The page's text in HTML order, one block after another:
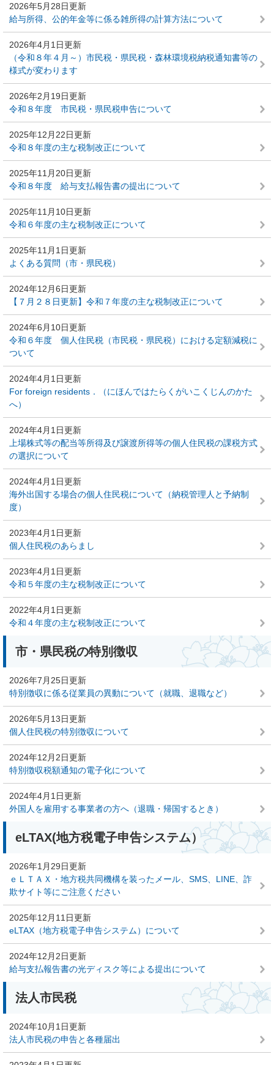
2026年5月28日更新
給与所得、公的年金等に係る雑所得の計算方法について
2026年4月1日更新
（令和８年４月～）市民税・県民税・森林環境税納税通知書等の
様式が変わります
2026年2月19日更新
令和８年度 市民税・県民税申告について
2025年12月22日更新
令和８年度の主な税制改正について
2025年11月20日更新
令和８年度 給与支払報告書の提出について
2025年11月10日更新
令和６年度の主な税制改正について
2025年11月1日更新
よくある質問（市・県民税）
2024年12月6日更新
【７月２８日更新】令和７年度の主な税制改正について
2024年6月10日更新
令和６年度 個人住民税（市民税・県民税）における定額減税に
ついて
2024年4月1日更新
For foreign residents．（にほんではたらくがいこくじんのかた
へ）
2024年4月1日更新
上場株式等の配当等所得及び譲渡所得等の個人住民税の課税方式
の選択について
2024年4月1日更新
海外出国する場合の個人住民税について（納税管理人と予納制
度）
2023年4月1日更新
個人住民税のあらまし
2023年4月1日更新
令和５年度の主な税制改正について
2022年4月1日更新
令和４年度の主な税制改正について
市・県民税の特別徴収
2026年7月25日更新
特別徴収に係る従業員の異動について（就職、退職など）
2026年5月13日更新
個人住民税の特別徴収について
2024年12月2日更新
特別徴収税額通知の電子化について
2024年4月1日更新
外国人を雇用する事業者の方へ（退職・帰国するとき）
eLTAX(地方税電子申告システム）
2026年1月29日更新
ｅＬＴＡＸ・地方税共同機構を装ったメール、SMS、LINE、詐
欺サイト等にご注意ください
2025年12月11日更新
eLTAX（地方税電子申告システム）について
2024年12月2日更新
給与支払報告書の光ディスク等による提出について
法人市民税
2024年10月1日更新
法人市民税の申告と各種届出